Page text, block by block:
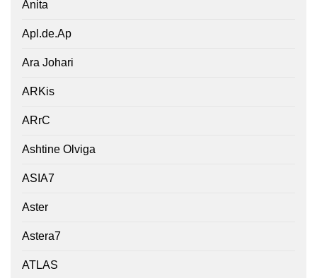
Anita
Apl.de.Ap
Ara Johari
ARKis
ARrC
Ashtine Olviga
ASIA7
Aster
Astera7
ATLAS